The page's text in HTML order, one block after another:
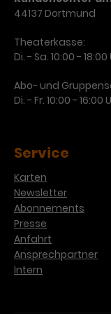
44137 Dortmund
Theaterkasse:
Di. - Sa. 10:00 - 18:00
Abo- und
Di. - Fr. 10:00 - 16:00
Service
Karten
Newsletter
Abonnements
Presse
Anfahrt
Ansprechpartner
Intern